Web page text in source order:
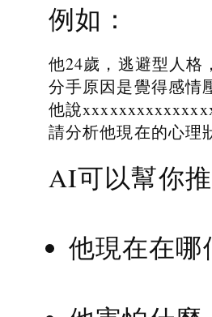
例如：
他24歲，逃避型人格，
分手原因是覺得感情
他說
請分析他現在的心理
AI可以幫你推
他現在在哪